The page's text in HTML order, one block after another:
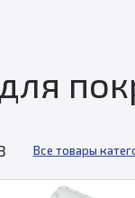
Все товары